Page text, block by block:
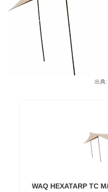
出典:
WAQ HEXATARP TC